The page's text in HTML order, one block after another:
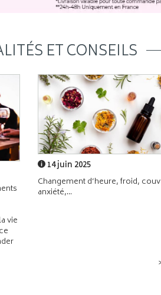
ET CONSEILS
vie
14 juin 2025
Changement d’heure, froid,
anxiété,...